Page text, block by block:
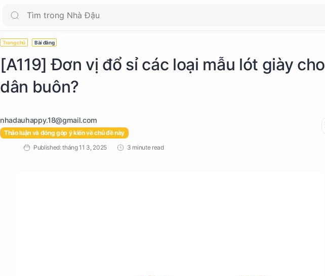
Trang chủ Bài đăng
[A119] Đơn vị đổ sỉ các loại mẫu lót giày cho
dân buôn?
Thảo luận và đóng góp ý kiến về chủ đề này
3 minute read